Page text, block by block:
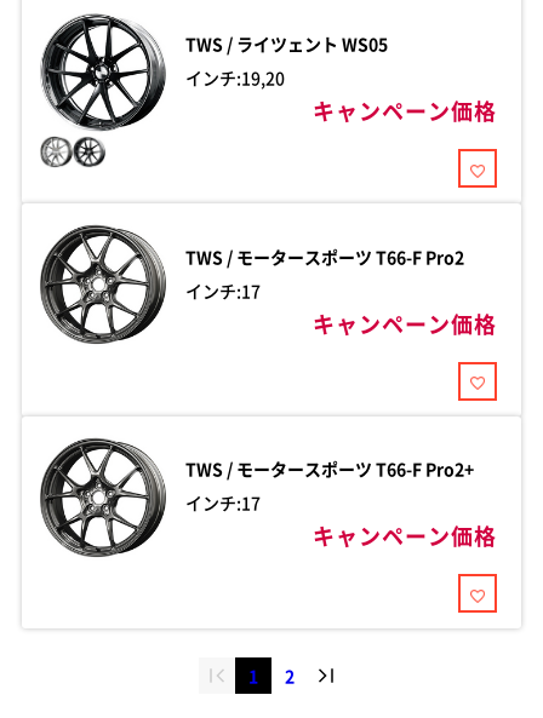
TWS / ライツェント WS05
インチ:19,20
キャンペーン価格
TWS / モータースポーツ T66-F Pro2
インチ:17
キャンペーン価格
TWS / モータースポーツ T66-F Pro2+
インチ:17
キャンペーン価格
1 2